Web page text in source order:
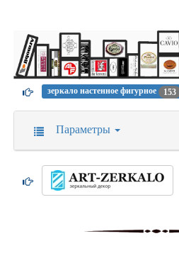
зеркало настенное фигурное 153
Параметры